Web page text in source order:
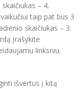
– 4.
taip pat bus 3
skaičiukas – 3.
įrašykite
linksniu.
išvertus į kitą